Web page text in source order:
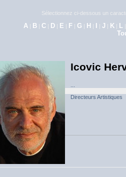
Sélectionnez ci-dessous un
A | B | C | D | E | F | G | H | I |J | K | L |
Icovic
Directeurs Artistiques